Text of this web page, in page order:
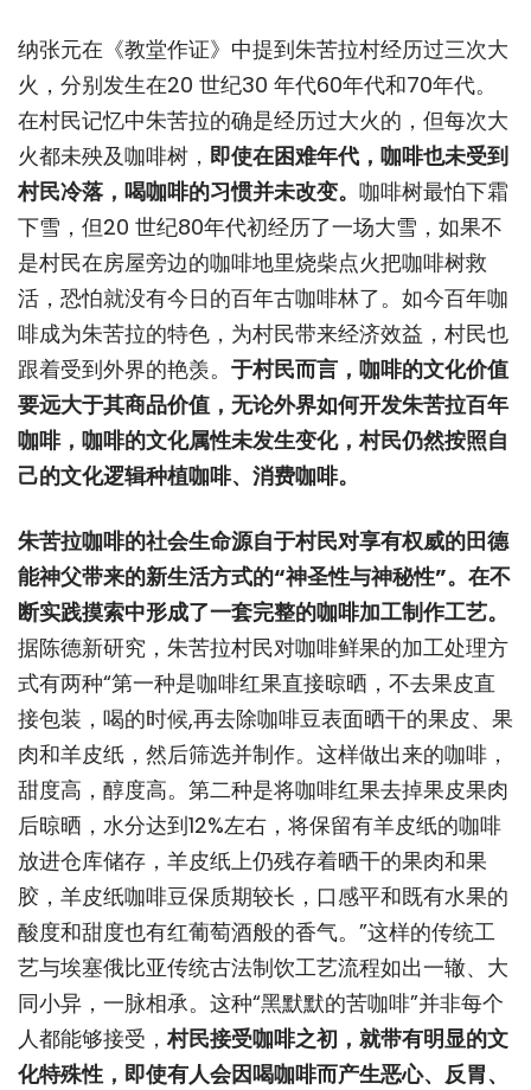
纳张元在《教堂作证》中提到朱苦拉村经历过三次大
火，分别发生在20 世纪30 年代60年代和70年代。
在村民记忆中朱苦拉的确是经历过大火的，但每次大
火都未殃及咖啡树， 即使在困难年代，咖啡也未受到
村民冷落，喝咖啡的习惯并未改变。 咖啡树最怕下霜
下雪，但20 世纪80年代初经历了一场大雪，如果不
是村民在房屋旁边的咖啡地里烧柴点火把咖啡树救
活，恐怕就没有今日的百年古咖啡林了。如今百年咖
啡成为朱苦拉的特色，为村民带来经济效益，村民也
跟着受到外界的艳羡。 于村民而言，咖啡的文化价值
要远大于其商品价值，无论外界如何开发朱苦拉百年
咖啡，咖啡的文化属性未发生变化，村民仍然按照自
己的文化逻辑种植咖啡、消费咖啡。
朱苦拉咖啡的社会生命源自于村民对享有权威的田德
能神父带来的新生活方式的“神圣性与神秘性”。在不
断实践摸索中形成了一套完整的咖啡加工制作工艺。
据陈德新研究，朱苦拉村民对咖啡鲜果的加工处理方
式有两种“第一种是咖啡红果直接晾晒，不去果皮直
接包装，喝的时候,再去除咖啡豆表面晒干的果皮、果
肉和羊皮纸，然后筛选并制作。这样做出来的咖啡，
甜度高，醇度高。第二种是将咖啡红果去掉果皮果肉
后晾晒，水分达到12%左右，将保留有羊皮纸的咖啡
放进仓库储存，羊皮纸上仍残存着晒干的果肉和果
胶，羊皮纸咖啡豆保质期较长，口感平和既有水果的
酸度和甜度也有红葡萄酒般的香气。”这样的传统工
艺与埃塞俄比亚传统古法制饮工艺流程如出一辙、大
同小异，一脉相承。这种“黑默默的苦咖啡”并非每个
人都能够接受，村民接受咖啡之初，就带有明显的文
化特殊性，即使有人会因喝咖啡而产生恶心、反胃、